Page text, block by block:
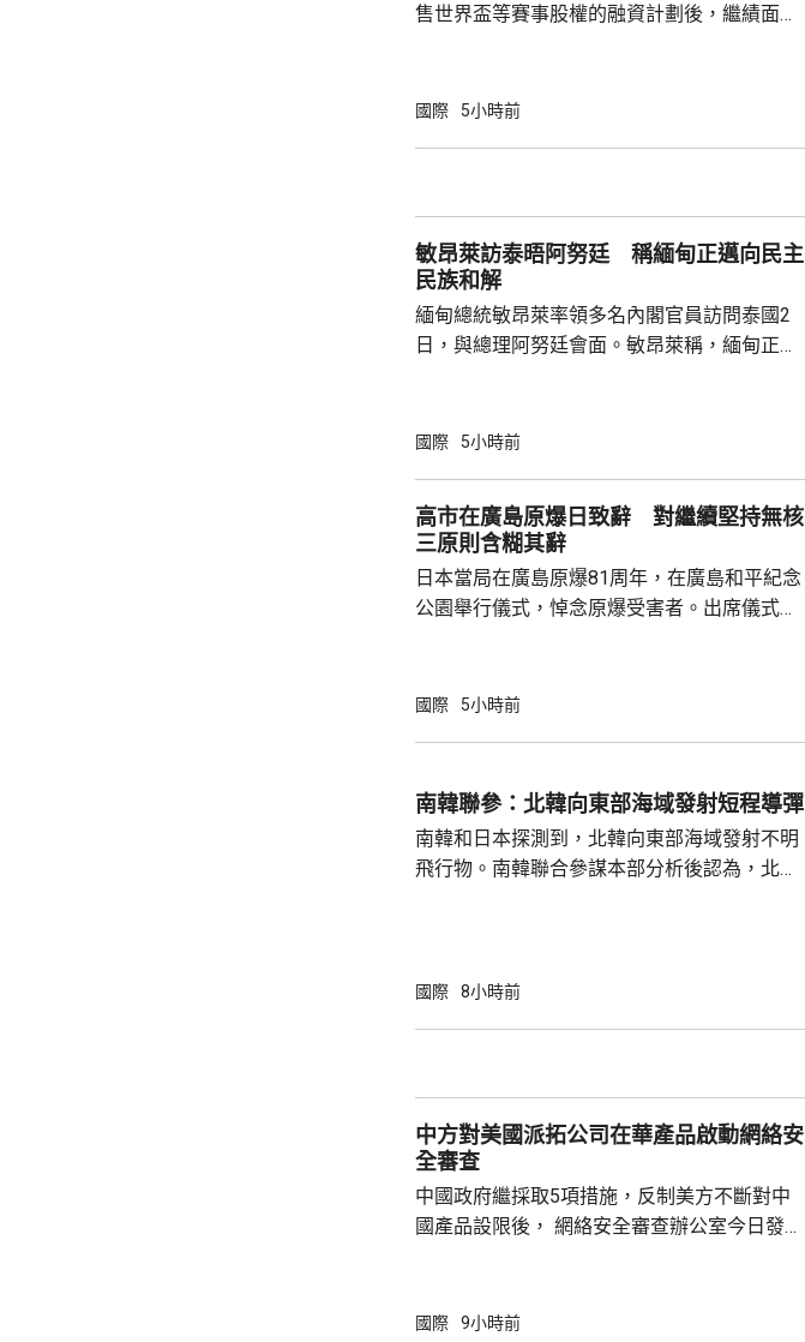
售世界盃等賽事股權的融資計劃後，繼績面臨
歉；國際足協會後發聲明，重申全力支持恩芬
恩芬天奴作出道歉，改變不了他們抵制世界盃
等國際足協相關賽事的立場，他們對恩芬...
國際 5小時前
敏昂萊訪泰晤阿努廷 稱緬甸正邁向民主
民族和解
緬甸總統敏昂萊率領多名內閣官員訪問泰國2
日，與總理阿努廷會面。敏昂萊稱，緬甸正重
關係，並尋求與東盟建立更良好關係。阿努廷
蓋緬甸籍勞工問題、流經兩國河流的水質管
理，以及太空觀測技術等。 今次是敏昂萊繼訪
問中國、印度和老撾後，近月出訪的第四個...
國際 5小時前
高市在廣島原爆日致辭 對繼續堅持無核
三原則含糊其辭
日本當局在廣島原爆81周年，在廣島和平紀念
公園舉行儀式，悼念原爆受害者。出席儀式的
為實現無核武世界而繼續不懈努力的使命。 不
持無核三原則，但並未明確表示日本將繼續堅
持有關原則。 高市在儀式結束後的記者會亦拒
絕就修訂「安保三文件」時是否堅持...
國際 5小時前
南韓聯參：北韓向東部海域發射短程導彈
南韓和日本探測到，北韓向東部海域發射不明
飛行物。南韓聯合參謀本部分析後認為，北韓
年以來的第10次。美國與南韓今個月將舉行戰
國際 8小時前
中方對美國派拓公司在華產品啟動網絡安
全審查
中國政府繼採取5項措施，反制美方不斷對中
國產品設限後， 網絡安全審查辦公室今日發公
公告指，為保障關鍵信息基礎設施安全穩定運
國際 9小時前